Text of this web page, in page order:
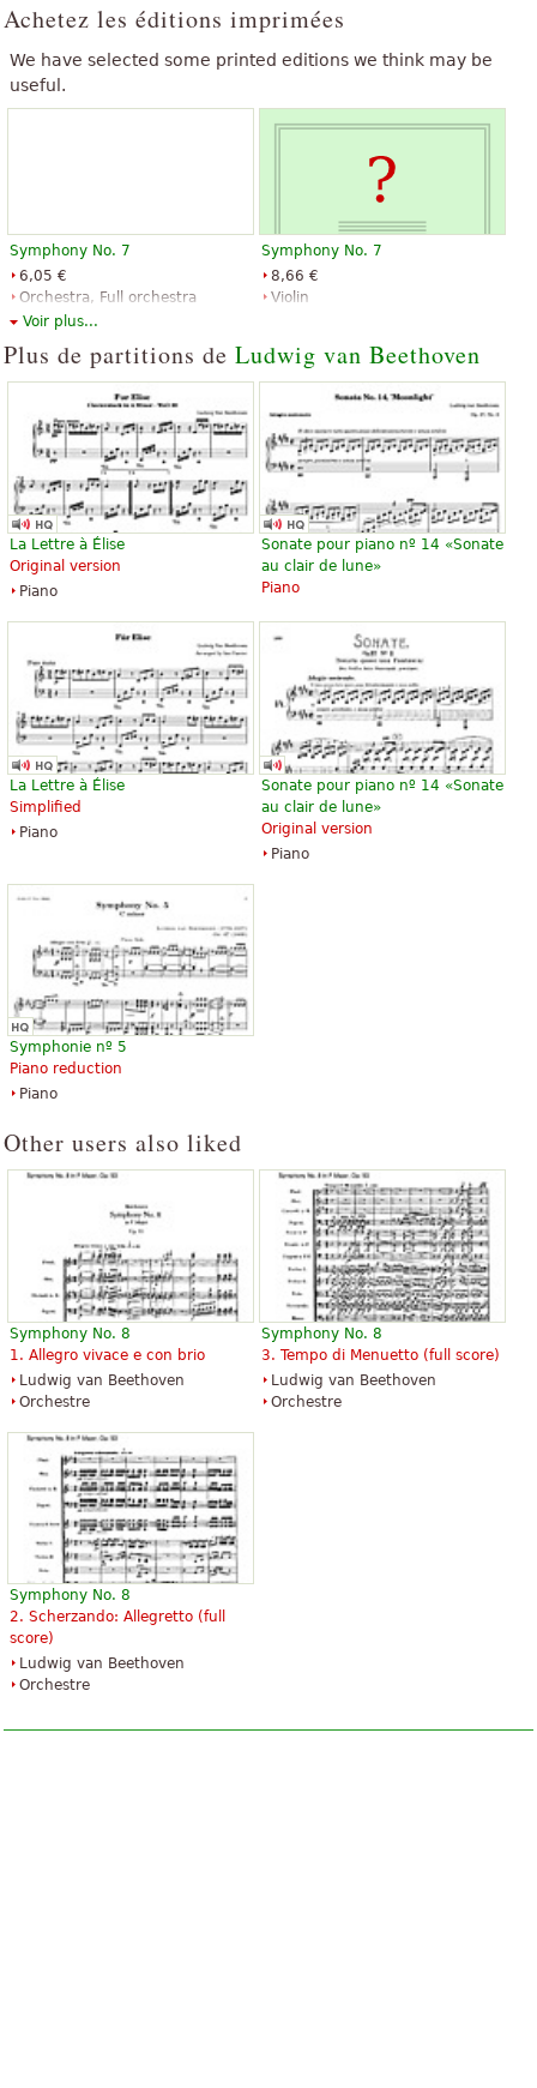
Achetez les éditions imprimées
We have selected some printed editions we think may be
useful.
Symphony No. 7
6,05 €
Orchestra, Full orchestra
Dover Publications
Symphony No. 7
8,66 €
Violin
Symphony No. 7
8,66 €
Viola
Baerenreiter
Movement)
60,95 €
Concert band
Alfred Publishing
Voir plus...
Plus de partitions de Ludwig van Beethoven
La Lettre à Élise
Original version
Piano
Sonate pour piano nº 14 «Sonate
au clair de lune»
Piano
La Lettre à Élise
Simplified
Piano
Sonate pour piano nº 14 «Sonate
au clair de lune»
Original version
Piano
Symphonie nº 5
Piano reduction
Piano
Other users also liked
Symphony No. 8
1. Allegro vivace e con brio
Ludwig van Beethoven
Orchestre
Symphony No. 8
3. Tempo di Menuetto (full score)
Ludwig van Beethoven
Orchestre
Symphony No. 8
2. Scherzando: Allegretto (full
score)
Ludwig van Beethoven
Orchestre